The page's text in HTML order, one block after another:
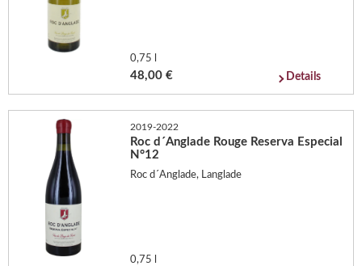
0,75 l
48,00 € Details
2019-2022
Roc d´Anglade Rouge Reserva Especial
N°12
Roc d´Anglade, Langlade
0,75 l